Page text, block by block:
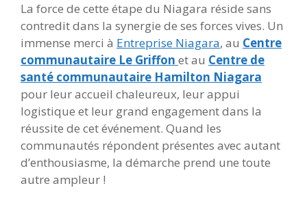
La force de cette étape du Niagara réside sans
contredit dans la synergie de ses forces vives. Un
immense merci à Entreprise Niagara, au Centre
communautaire Le Griffon et au Centre de
santé communautaire Hamilton Niagara
pour leur accueil chaleureux, leur appui
logistique et leur grand engagement dans la
réussite de cet événement. Quand les
communautés répondent présentes avec autant
d’enthousiasme, la démarche prend une toute
autre ampleur !